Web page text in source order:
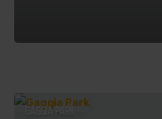
GAGGIA PARK